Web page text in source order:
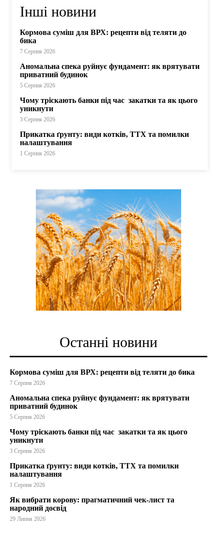
Інші новини
Кормова суміш для ВРХ: рецепти від теляти до
бика
7 Серпня 2026
Аномальна спека руйнує фундамент: як врятувати
приватний будинок
5 Серпня 2026
Чому тріскають банки під час закатки та як цього
уникнути
3 Серпня 2026
Прикатка ґрунту: види котків, ТТХ та помилки
налаштування
1 Серпня 2026
Останні новини
Кормова суміш для ВРХ: рецепти від теляти до бика
7 Серпня 2026
Аномальна спека руйнує фундамент: як врятувати
приватний будинок
5 Серпня 2026
Чому тріскають банки під час закатки та як цього
уникнути
3 Серпня 2026
Прикатка ґрунту: види котків, ТТХ та помилки
налаштування
1 Серпня 2026
Як вибрати корову: прагматичний чек-лист та
народний досвід
29 Липня 2026